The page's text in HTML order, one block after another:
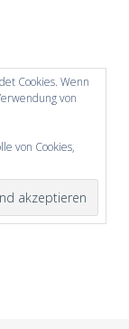
Cookies. Wenn
von
von Cookies,